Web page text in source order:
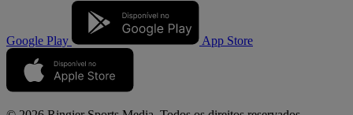
Google Play App Store